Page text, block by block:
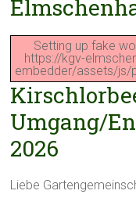
Setting up fake
https://kgv-
embedder/assets/js/
Umgang/
2026
Liebe